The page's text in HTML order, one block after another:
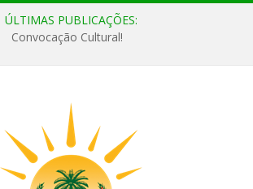
ÚLTIMAS PUBLICAÇÕES:
Convocação Cultural!